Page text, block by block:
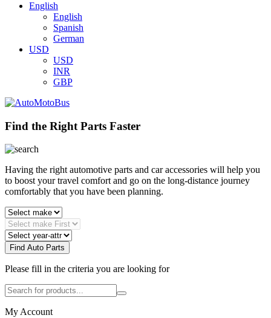
English
English
Spanish
German
USD
USD
INR
GBP
Find the Right Parts Faster
Having the right automotive parts and car accessories will help you
to boost your travel comfort and go on the long-distance journey
comfortably that you have been planning.
Find Auto Parts
Please fill in the criteria you are looking for
My Account